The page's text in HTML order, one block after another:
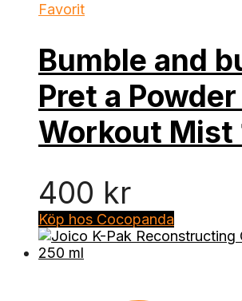
Favorit
Bumble and
Pret a
Workout Mist
400 kr
Köp hos Cocopanda